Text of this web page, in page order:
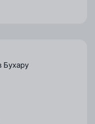
Бухару